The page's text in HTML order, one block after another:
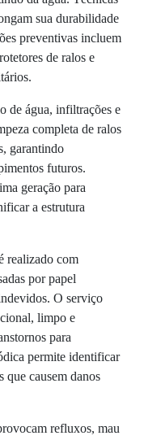
sua durabilidade
preventivas incluem
de ralos e
de água, infiltrações e
completa de ralos
garantindo
futuros.
geração para
a estrutura
realizado com
por papel
O serviço
limpo e
para
permite identificar
que causem danos
refluxos, mau